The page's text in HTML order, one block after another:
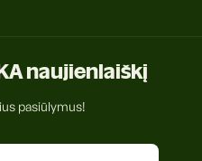
naujienlaiškį
pasiūlymus!